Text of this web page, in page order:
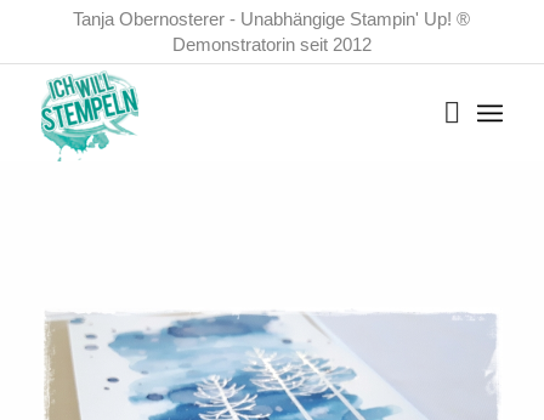
Tanja Obernosterer - Unabhängige Stampin' Up! ®
Demonstratorin seit 2012